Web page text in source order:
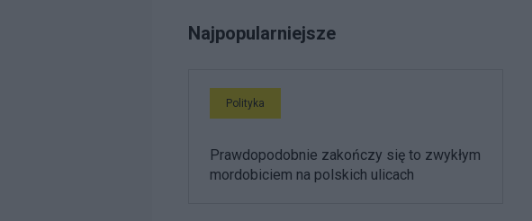
Najpopularniejsze
Polityka
Prawdopodobnie zakończy się to zwykłym
mordobiciem na polskich ulicach